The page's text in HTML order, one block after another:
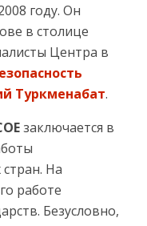
году. Он
в столице
Центра в
Туркменабат.
заключается в
На
работе
Безусловно,